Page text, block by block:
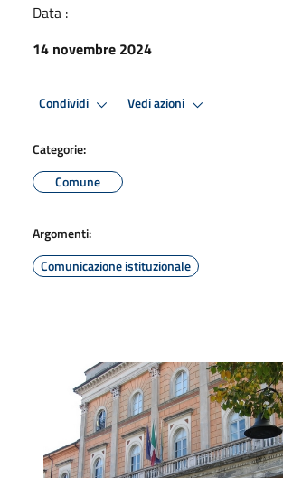
Data :
14 novembre 2024
Condividi Vedi azioni
Categorie:
Comune
Argomenti:
Comunicazione istituzionale